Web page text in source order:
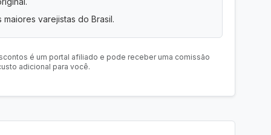
maiores varejistas do Brasil.
é um portal afiliado e pode receber uma comissão
adicional para você.